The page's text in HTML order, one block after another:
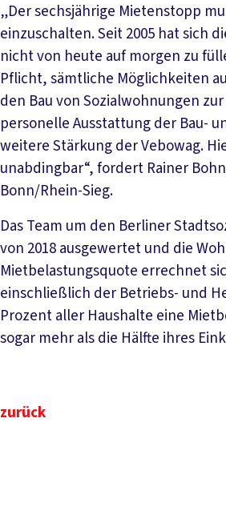
„Der sechsjährige Mietenstopp
einzuschalten. Seit 2005 hat sich
nicht von heute auf morgen zu
Pflicht, sämtliche Möglichkeiten
den Bau von Sozialwohnungen
personelle Ausstattung der Bau-
weitere Stärkung der Vebowag.
unabdingbar“, fordert Rainer
Bonn/Rhein-Sieg.
Das Team um den Berliner
von 2018 ausgewertet und die
Mietbelastungsquote errechnet
einschließlich der Betriebs- und
Prozent aller Haushalte eine
sogar mehr als die Hälfte ihres
zurück